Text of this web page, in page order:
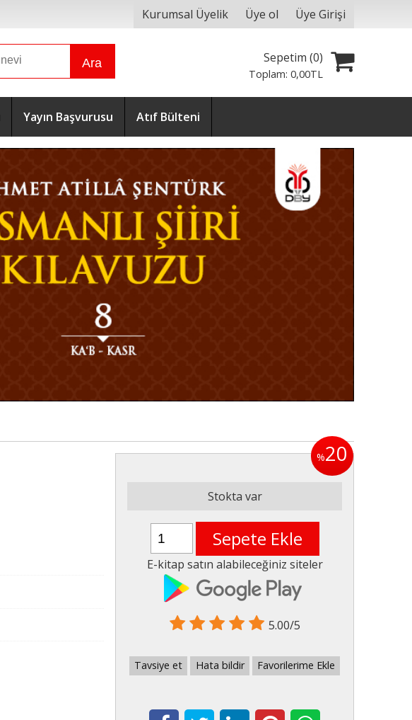
Kurumsal Üyelik Üye ol Üye Girişi
Ara Sepetim (0)
Toplam:0,00TL
Yayın Başvurusu Atıf Bülteni
%20
Stokta var
Sepete Ekle
E-kitap satın alabileceğiniz siteler
5.00/5
Tavsiye et Hata bildir Favorilerime Ekle